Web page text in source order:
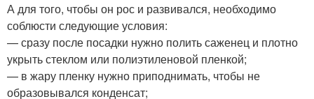
А для того, чтобы он рос и развивался, необходимо
соблюсти следующие условия:
— сразу после посадки нужно полить саженец и плотно
укрыть стеклом или полиэтиленовой пленкой;
— в жару пленку нужно приподнимать, чтобы не
образовывался конденсат;